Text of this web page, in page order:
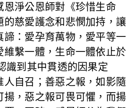
恩淨公恩師對《珍惜生命
的慈愛護念和悲憫加持，讓
諦：愛孕育萬物，愛平等一
維繫一體，生命一體依止於
識到其中貫透的因果定
自召；善惡之報，如影隨
揚，惡之報可畏可懼，而揚